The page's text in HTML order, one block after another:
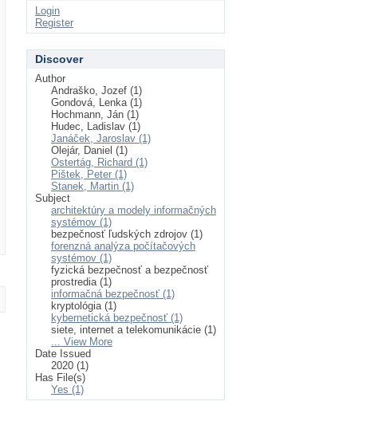
Login
Register
Discover
Author
Andraško, Jozef (1)
Gondová, Lenka (1)
Hochmann, Ján (1)
Hudec, Ladislav (1)
Janáček, Jaroslav (1)
Olejár, Daniel (1)
Ostertág, Richard (1)
Pištek, Peter (1)
Stanek, Martin (1)
Subject
architektúry a modely informačných
systémov (1)
bezpečnosť ľudských zdrojov (1)
forenzná analýza počítačových
systémov (1)
fyzická bezpečnosť a bezpečnosť
prostredia (1)
informačná bezpečnosť (1)
kryptológia (1)
kybernetická bezpečnosť (1)
siete, internet a telekomunikácie (1)
... View More
Date Issued
2020 (1)
Has File(s)
Yes (1)